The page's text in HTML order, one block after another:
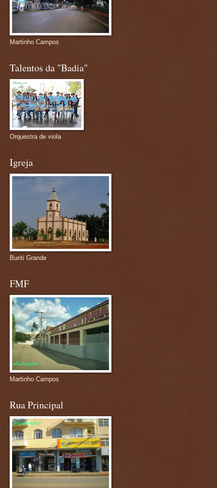
Martinho Campos
Talentos da "Badia"
Orquestra de viola
Igreja
Buriti Grande
FMF
Martinho Campos
Rua Principal